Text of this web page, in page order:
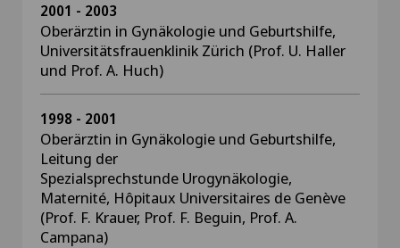
2001 - 2003
Oberärztin in Gynäkologie und Geburtshilfe,
Universitätsfrauenklinik Zürich (Prof. U. Haller
und Prof. A. Huch)
1998 - 2001
Oberärztin in Gynäkologie und Geburtshilfe,
Leitung der
Spezialsprechstunde Urogynäkologie,
Maternité, Hôpitaux Universitaires de Genève
(Prof. F. Krauer, Prof. F. Beguin, Prof. A.
Campana)